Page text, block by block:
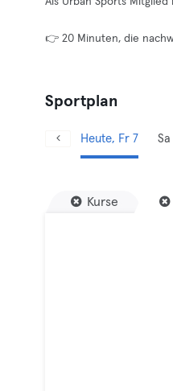
👉 20 Minuten, die
Sportplan
Heute, Fr 7 Sa
Kurse